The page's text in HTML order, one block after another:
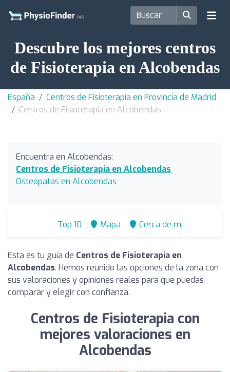
Descubre los mejores centros
de Fisioterapia en Alcobendas
España
Centros de Fisioterapia en Provincia de Madrid
Centros de Fisioterapia en Alcobendas
Encuentra en Alcobendas:
Centros de Fisioterapia en Alcobendas
Osteópatas en Alcobendas
Top 10 Mapa Cerca de mí
Esta es tu guía de Centros de Fisioterapia en
Alcobendas. Hemos reunido las opciones de la zona con
sus valoraciones y opiniones reales para que puedas
comparar y elegir con confianza.
Centros de Fisioterapia con
mejores valoraciones en
Alcobendas